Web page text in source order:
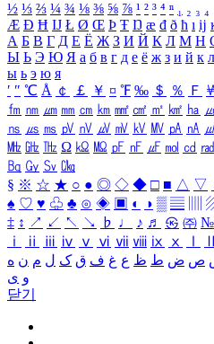
½ ⅓ ⅔ ¼ ¾ ⅛ ⅜ ⅝ ⅞ ¹ ² ³ ⁴ ⁿ ₁ ₂ ₃ ₄
Æ Ð Ħ Ĳ Ł Ø Œ Þ Ŧ Ŋ æ đ ð ħ ı ĳ
А Б В Г Д Е Ё Ж З И Й К Л М Н
Ы Ь Э Ю Я а б в г д е ё ж з и й к л
ы ь э ю я
′ ″ ℃ Å ￠ ￡ ￥ ¤ ℉ ‰ ＄ ％ Ｆ
㎙ ㎚ ㎛ ㎜ ㎝ ㎞ ㎟ ㎠ ㎡ ㎢ ㏊
㎱ ㎲ ㎳ ㎴ ㎵ ㎶ ㎷ ㎸ ㎹ ㎀ ㎁
㎒ ㎓ ㎔ Ω ㏀ ㏁ ㎊ ㎋ ㎌ ㏖ ㏅ ㎭
㏃ ㏉ ㏜ ㏆
§ ※ ☆ ★ ○ ● ◎ ◇ ◆ □ ■ △ ▽
♠ ♡ ♥ ♧ ♣ ⊙ ◈ ▣ ◐ ◑ ▒ ▤
‡ ↕ ↗ ↙ ↖ ↘ ♭ ♩ ♪ ♬ ㉿ ㈜ №
ⅰ
ⅱ ⅲ ⅳ ⅴ ⅵ ⅶ ⅷ ⅸ ⅹ
ص ض ط ظ ع غ ف ق ک ل م ن ه
و ی
닫기